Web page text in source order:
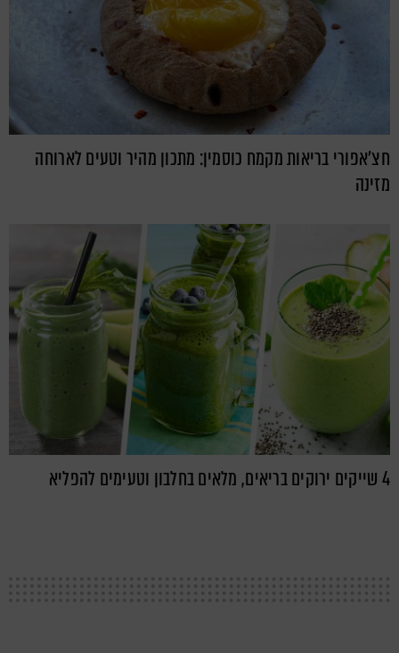
חצ'אפורי בריאות מקמח כוסמין: מתכון מהיר וטעים לארוחה
מזינה
4 שייקים ירוקים בריאים, מלאים בחלבון וטעימים להפליא